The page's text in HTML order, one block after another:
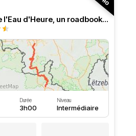
Le lac de l'Eau d'Heure, un roadbook rafraîchissant
Durée
3h00
Niveau
Intermédiaire